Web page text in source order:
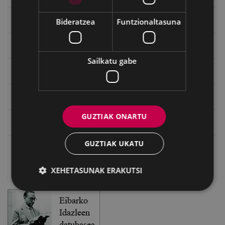
"Gure Herria" aldizkaria
Txostenak eta dokumentuak
Eibarko Fonoteka
Eibarko Idazlanen Datu-basea
Bilatzailea
Bideratzea Funtzionaltasuna
Sailkatu gabe
GUZTIAK ONARTU
GUZTIAK UKATU
XEHETASUNAK ERAKUTSI